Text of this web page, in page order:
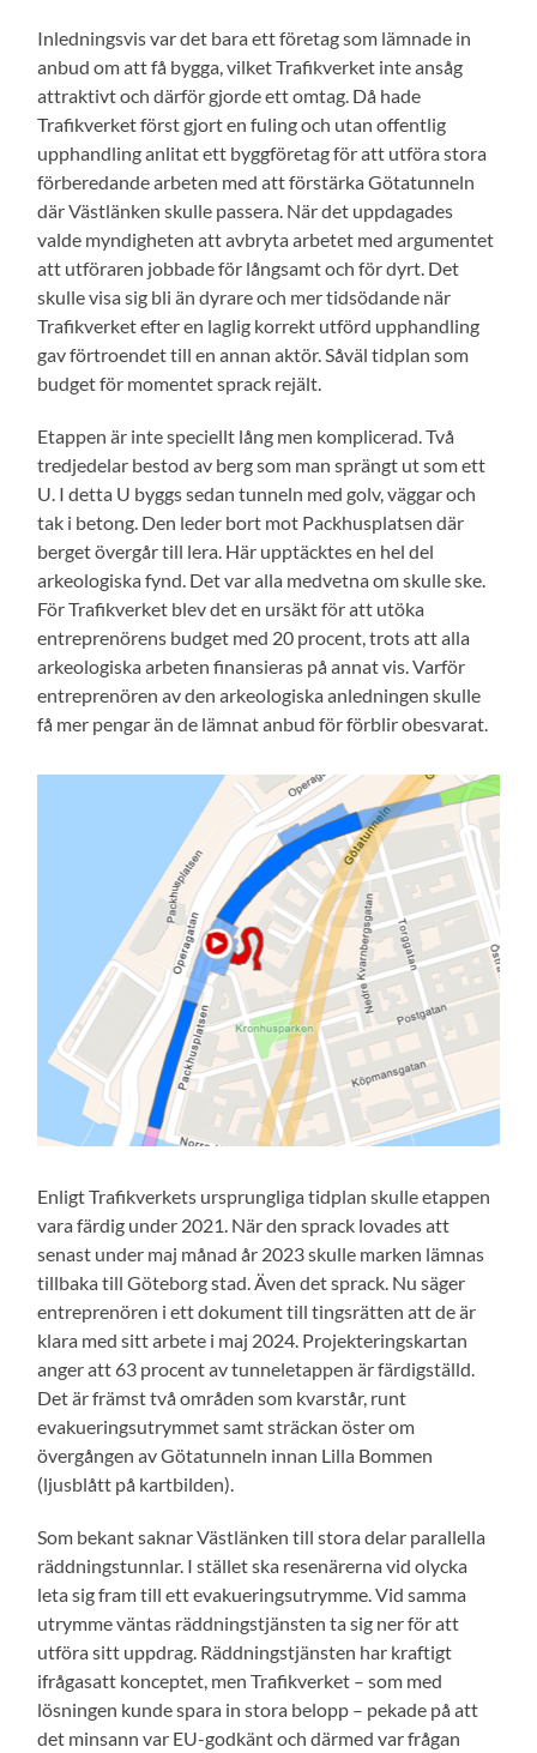
Inledningsvis var det bara ett företag som lämnade in
anbud om att få bygga, vilket Trafikverket inte ansåg
attraktivt och därför gjorde ett omtag. Då hade
Trafikverket först gjort en fuling och utan offentlig
upphandling anlitat ett byggföretag för att utföra stora
förberedande arbeten med att förstärka Götatunneln
där Västlänken skulle passera. När det uppdagades
valde myndigheten att avbryta arbetet med argumentet
att utföraren jobbade för långsamt och för dyrt. Det
skulle visa sig bli än dyrare och mer tidsödande när
Trafikverket efter en laglig korrekt utförd upphandling
gav förtroendet till en annan aktör. Såväl tidplan som
budget för momentet sprack rejält.
Etappen är inte speciellt lång men komplicerad. Två
tredjedelar bestod av berg som man sprängt ut som ett
U. I detta U byggs sedan tunneln med golv, väggar och
tak i betong. Den leder bort mot Packhusplatsen där
berget övergår till lera. Här upptäcktes en hel del
arkeologiska fynd. Det var alla medvetna om skulle ske.
För Trafikverket blev det en ursäkt för att utöka
entreprenörens budget med 20 procent, trots att alla
arkeologiska arbeten finansieras på annat vis. Varför
entreprenören av den arkeologiska anledningen skulle
få mer pengar än de lämnat anbud för förblir obesvarat.
Enligt Trafikverkets ursprungliga tidplan skulle etappen
vara färdig under 2021. När den sprack lovades att
senast under maj månad år 2023 skulle marken lämnas
tillbaka till Göteborg stad. Även det sprack. Nu säger
entreprenören i ett dokument till tingsrätten att de är
klara med sitt arbete i maj 2024. Projekteringskartan
anger att 63 procent av tunneletappen är färdigställd.
Det är främst två områden som kvarstår, runt
evakueringsutrymmet samt sträckan öster om
övergången av Götatunneln innan Lilla Bommen
(ljusblått på kartbilden).
Som bekant saknar Västlänken till stora delar parallella
räddningstunnlar. I stället ska resenärerna vid olycka
leta sig fram till ett evakueringsutrymme. Vid samma
utrymme väntas räddningstjänsten ta sig ner för att
utföra sitt uppdrag. Räddningstjänsten har kraftigt
ifrågasatt konceptet, men Trafikverket – som med
lösningen kunde spara in stora belopp – pekade på att
det minsann var EU-godkänt och därmed var frågan